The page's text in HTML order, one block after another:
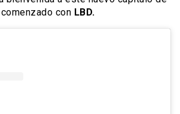
con LBD.